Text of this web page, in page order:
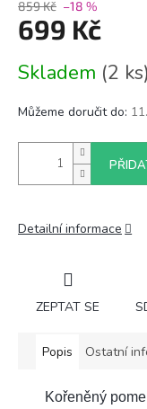
859 Kč –18 %
699 Kč
cena:
Skladem (2 ks)
Můžeme doručit do:
Detailní informace
ZEPTAT SE
Popis Ostatní
Kořeněný